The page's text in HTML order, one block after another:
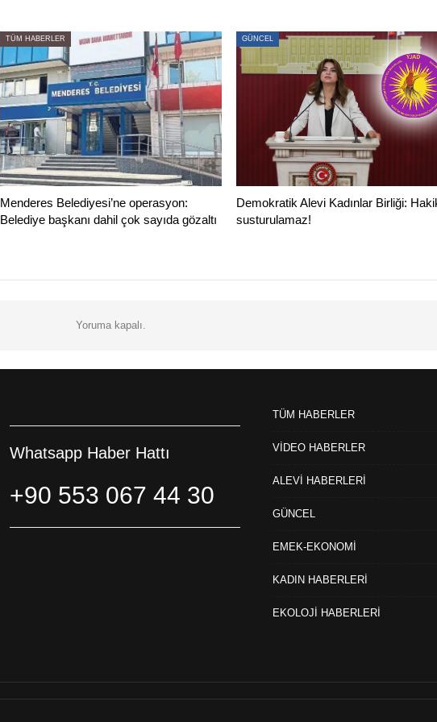
TÜM HABERLER
Menderes Belediyesi’ne operasyon:
Belediye başkanı dahil çok sayıda gözaltı
GÜNCEL
Demokratik Alevi Kadınlar Birliği:
susturulamaz!
Yoruma kapalı.
Whatsapp Haber Hattı
+90 553 067 44 30
TÜM HABERLER
VİDEO HABERLER
ALEVİ HABERLERİ
GÜNCEL
EMEK-EKONOMİ
KADIN HABERLERİ
EKOLOJİ HABERLERİ